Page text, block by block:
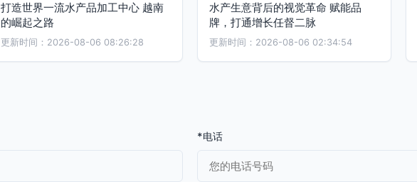
打造世界一流水产品加工中心 越南
的崛起之路
更新时间：2026-08-06 08:26:28
水产生意背后的视觉革命 赋能品
牌，打通增长任督二脉
更新时间：2026-08-06 02:34:54
*电话